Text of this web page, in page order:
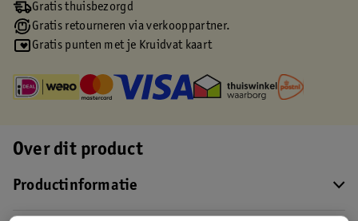
Gratis thuisbezorgd
Gratis retourneren via verkooppartner.
Gratis punten met je Kruidvat kaart
Over dit product
Productinformatie